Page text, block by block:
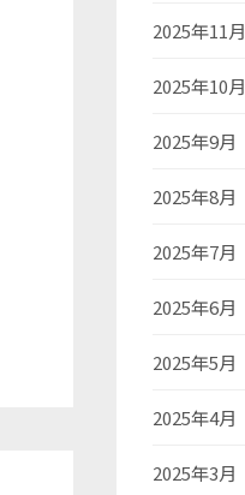
2025年11月
2025年10月
2025年9月
2025年8月
2025年7月
2025年6月
2025年5月
2025年4月
2025年3月